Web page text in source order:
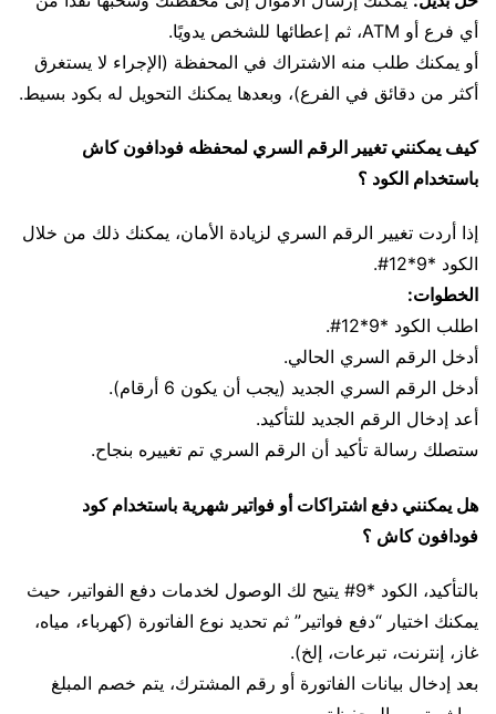
أي فرع أو ATM، ثم إعطائها للشخص يدويًا.
أو يمكنك طلب منه الاشتراك في المحفظة (الإجراء لا يستغرق
أكثر من دقائق في الفرع)، وبعدها يمكنك التحويل له بكود بسيط.
كيف يمكنني تغيير الرقم السري لمحفظه فودافون كاش
باستخدام الكود ؟
إذا أردت تغيير الرقم السري لزيادة الأمان، يمكنك ذلك من خلال
الكود *9*12#.
الخطوات:
اطلب الكود *9*12#.
أدخل الرقم السري الحالي.
أدخل الرقم السري الجديد (يجب أن يكون 6 أرقام).
أعد إدخال الرقم الجديد للتأكيد.
ستصلك رسالة تأكيد أن الرقم السري تم تغييره بنجاح.
هل يمكنني دفع اشتراكات أو فواتير شهرية باستخدام كود
فودافون كاش ؟
بالتأكيد، الكود *9# يتيح لك الوصول لخدمات دفع الفواتير، حيث
يمكنك اختيار “دفع فواتير” ثم تحديد نوع الفاتورة (كهرباء، مياه،
غاز، إنترنت، تبرعات، إلخ).
بعد إدخال بيانات الفاتورة أو رقم المشترك، يتم خصم المبلغ